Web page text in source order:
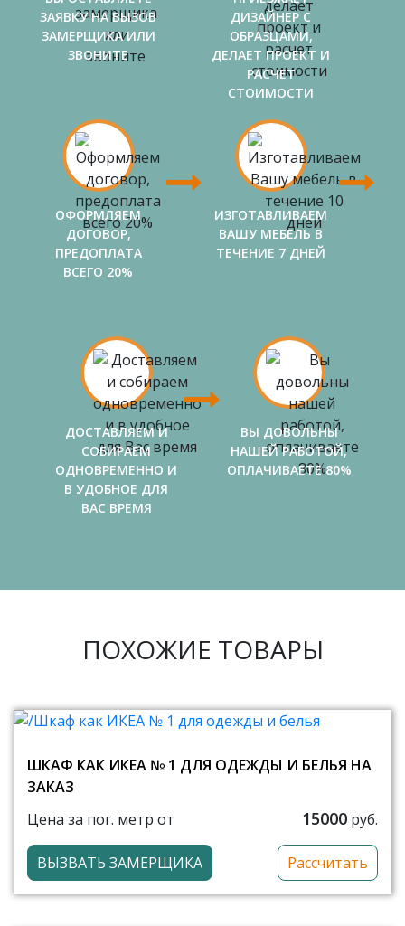
ЗАЯВКУ НА ВЫЗОВ
ЗАМЕРЩИКА ИЛИ
ЗВОНИТЕ
ДИЗАЙНЕР С
ОБРАЗЦАМИ,
ДЕЛАЕТ ПРОЕКТ И
РАСЧЕТ
СТОИМОСТИ
ОФОРМЛЯЕМ
ДОГОВОР,
ПРЕДОПЛАТА
ВСЕГО 20%
ИЗГОТАВЛИВАЕМ
ВАШУ МЕБЕЛЬ В
ТЕЧЕНИЕ 7 ДНЕЙ
ДОСТАВЛЯЕМ И
СОБИРАЕМ
ОДНОВРЕМЕННО И
В УДОБНОЕ ДЛЯ
ВАС ВРЕМЯ
ВЫ ДОВОЛЬНЫ
НАШЕЙ РАБОТОЙ,
ОПЛАЧИВАЕТЕ 80%
ПОХОЖИЕ ТОВАРЫ
ШКАФ КАК ИКЕА № 1 ДЛЯ ОДЕЖДЫ И БЕЛЬЯ НА
ЗАКАЗ
Цена за пог. метр от
15000 руб.
ВЫЗВАТЬ ЗАМЕРЩИКА Рассчитать